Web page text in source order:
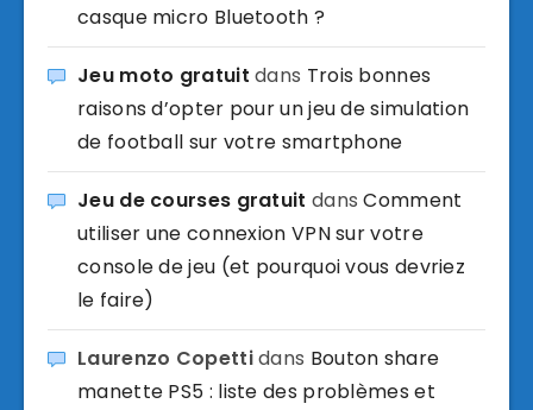
casque micro Bluetooth ?
Jeu moto gratuit dans Trois bonnes
raisons d’opter pour un jeu de simulation
de football sur votre smartphone
Jeu de courses gratuit dansComment
utiliser une connexion VPN sur votre
console de jeu (et pourquoi vous devriez
le faire)
Laurenzo Copettidans Bouton share
manette PS5 : liste des problèmes et